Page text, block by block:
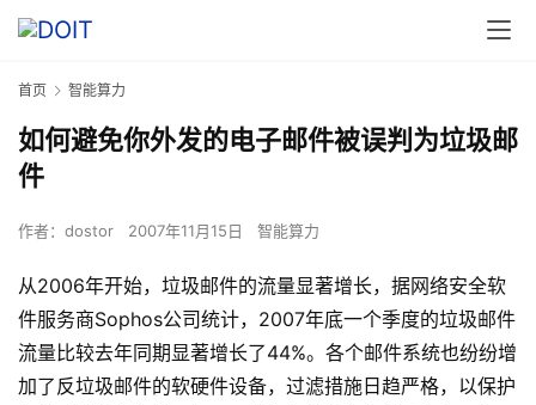
首页 智能算力
如何避免你外发的电子邮件被误判为垃圾邮
件
作者： dostor 2007年11月15日 智能算力
从2006年开始，垃圾邮件的流量显著增长，据网络安全软
件服务商Sophos公司统计，2007年底一个季度的垃圾邮件
流量比较去年同期显著增长了44%。各个邮件系统也纷纷增
加了反垃圾邮件的软硬件设备，过滤措施日趋严格，以保护